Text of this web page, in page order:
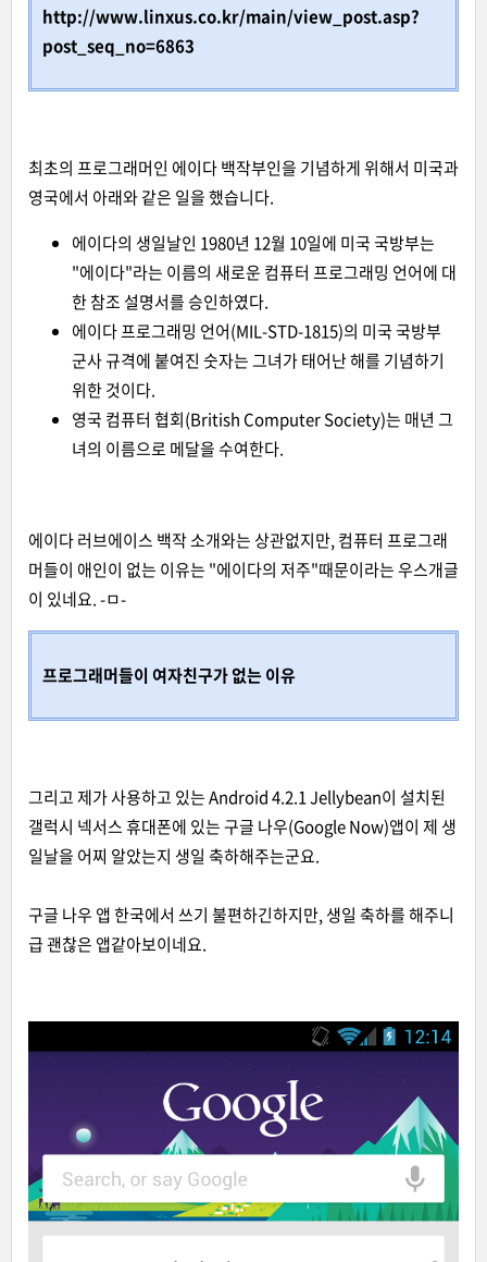
http://www.linxus.co.kr/main/view_post.asp?
post_seq_no=6863
최초의 프로그래머인 에이다 백작부인을 기념하게 위해서 미국과
영국에서 아래와 같은 일을 했습니다.
에이다의 생일날인 1980년 12월 10일에 미국 국방부는
"에이다"라는 이름의 새로운 컴퓨터 프로그래밍 언어에 대
한 참조 설명서를 승인하였다.
에이다 프로그래밍 언어(MIL-STD-1815)의 미국 국방부
군사 규격에 붙여진 숫자는 그녀가 태어난해를 기념하기
위한 것이다.
영국 컴퓨터 협회(British Computer Society)는 매년 그
녀의 이름으로 메달을 수여한다.
에이다 러브에이스 백작 소개와는 상관없지만, 컴퓨터 프로그래
머들이 애인이 없는 이유는 "에이다의 저주"때문이라는 우스개글
이 있네요. -ㅁ-
프로그래머들이 여자친구가 없는 이유
그리고 제가 사용하고 있는 Android 4.2.1 Jellybean이 설치된
갤럭시 넥서스 휴대폰에 있는 구글 나우(Google Now)앱이 제 생
일날을 어찌 알았는지 생일 축하해주는군요.
구글 나우 앱 한국에서 쓰기 불편하긴하지만, 생일 축하를 해주니
급 괜찮은 앱같아보이네요.